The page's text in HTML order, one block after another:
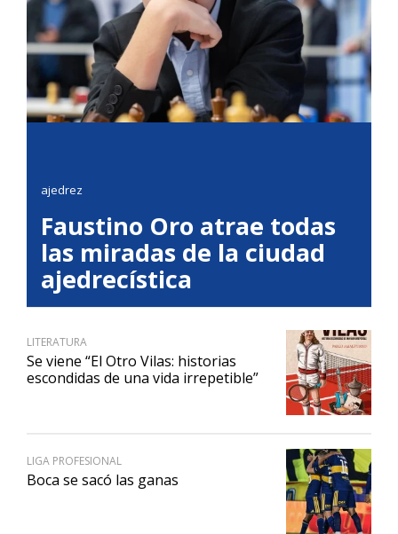
ajedrez
Faustino Oro atrae todas
las miradas de la ciudad
ajedrecística
LITERATURA
Se viene “El Otro Vilas: historias
escondidas de una vida irrepetible”
LIGA PROFESIONAL
Boca se sacó las ganas